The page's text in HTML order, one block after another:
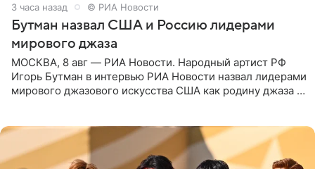
3 часа назад © РИА Новости
Бутман назвал США и Россию лидерами
мирового джаза
МОСКВА, 8 авг — РИА Новости. Народный артист РФ
Игорь Бутман в интервью РИА Новости назвал лидерами
мирового джазового искусства США как родину джаза и